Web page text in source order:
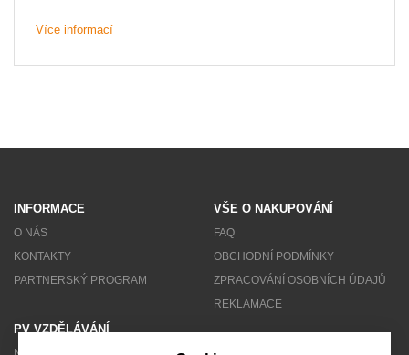
Více informací
INFORMACE
O NÁS
KONTAKTY
PARTNERSKÝ PROGRAM
VŠE O NAKUPOVÁNÍ
FAQ
OBCHODNÍ PODMÍNKY
ZPRACOVÁNÍ OSOBNÍCH ÚDAJŮ
REKLAMACE
PV VZDĚLÁVÁNÍ